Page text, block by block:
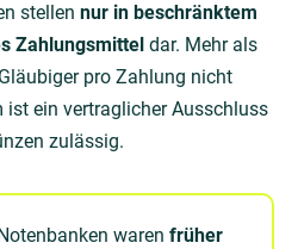
stellen nur in beschränktem
Zahlungsmittel dar. Mehr als
pro Zahlung nicht
ist ein vertraglicher Ausschluss
zulässig.
waren früher